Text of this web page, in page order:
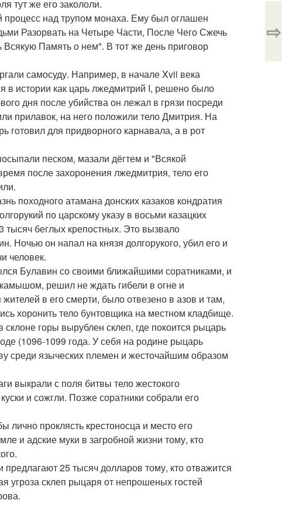
тут же его закололи.
процесс над трупом монаха. Ему был оглашен
Разорвать на Четыре Части, После Чего Сжечь
Память о нем". В тот же день приговор
самосуду. Например, в начале Xvii века
в истории как царь лжедмитрий I, решено было
дня после убийства он лежал в грязи посреди
прилавок, на него положили тело Дмитрия. На
готовил для придворного карнавала, а в рот
песком, мазали дёгтем и "Всякой
после захоронения лжедмитрия, тело его
походного атамана донских казаков кондратия
по царскому указу в восьми казацких
тысяч беглых крепостных. Это вызвало
Ночью он напал на князя долгорукого, убил его и
человек.
Булавин со своими ближайшими соратниками, и
решил не ждать гибели в огне и
в его смерти, было отвезено в азов и там,
хоронить тело бунтовщика на местном кладбище.
склоне горы вырублен склеп, где покоится рыцарь
(1096-1099 года. У себя на родине рыцарь
среди языческих племен и жесточайшим образом
выкрали с поля битвы тело жестокого
и сожгли. Позже соратники собрали его
проклясть крестоносца и место его
и адские муки в загробной жизни тому, кто
25 тысяч долларов тому, кто отважится
угроза склеп рыцаря от непрошеных гостей
⇨